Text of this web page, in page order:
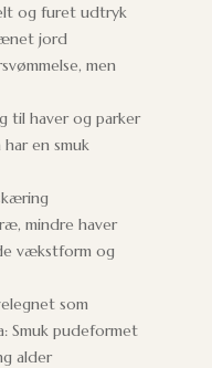
og furet udtryk
jord
men
til haver og parker
en smuk
mindre haver
vækstform og
som
Smuk pudeformet
alder